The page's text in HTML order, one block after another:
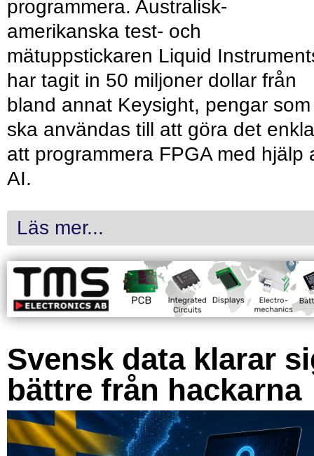
programmera. Australisk-
amerikanska test- och
mätuppstickaren Liquid
har tagit in 50 miljoner dollar från
bland annat Keysight, pengar som
ska användas till att göra det
att programmera FPGA med hjälp
AI.
Läs mer...
Svensk data klarar
bättre från hackarna